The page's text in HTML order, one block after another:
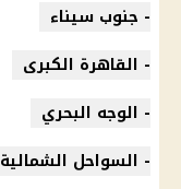
- جنوب سيناء
- القاهرة الكبرى
- الوجه البحري
- السواحل الشمالية